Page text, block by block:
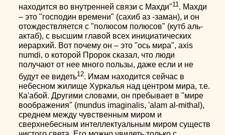
находится во внутренней связи с Махди"11. Махди
– это "господин времени" (сахиб аз -заман), и он
отождествляется с "полюсом полюсов" (кутб аль-
актаб), с высшим главой всех инициатических
иерархий. Вот почему он – это "ось мира", axis
numdi, о которой Пророк сказал, что люди
получают от нее много пользы, даже если и не
будут ее видеть12. Имам находится сейчас в
небесном жилище Хуркалья над центром мира, т.е.
Ка'абой. Другими словами, он пребывает в "мире
воображения" (mundus imaginalis, 'alam al-mithal),
среднем между чувственным миром и
сверхнебесным интеллектуальным миром существ